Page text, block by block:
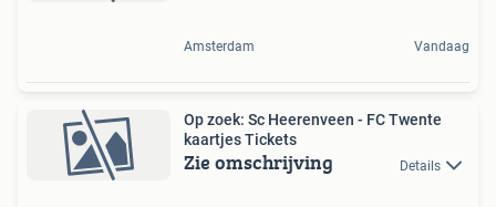
Amsterdam Vandaag
Op zoek: Sc Heerenveen - FC Twente
kaartjes Tickets
Zie omschrijving Details